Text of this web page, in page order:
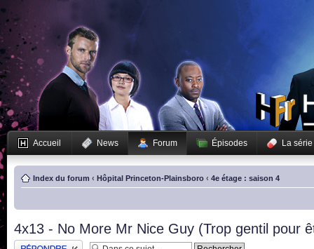
Accueil News Forum Épisodes La série
Index du forum ‹ Hôpital Princeton-Plainsboro ‹ 4e étage : saison 4
4x13 - No More Mr Nice Guy (Trop gentil pour
Publier une réponse